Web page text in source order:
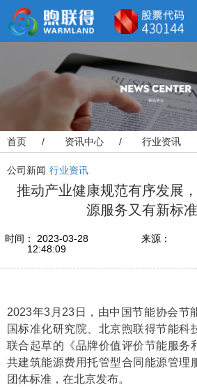
首页 / 资讯中心 / 行业资讯
公司新闻 行业资讯
推动产业健康规范有序发展
源服务又有新标
时间： 2023-03-28
12:48:09
来源：
2023年3月23日，由中国节能协会节
国标准化研究院、北京煦联得节能科
联合起草的《品牌价值评价节能服务
共建筑能源费用托管型合同能源管理
团体标准，在北京发布。